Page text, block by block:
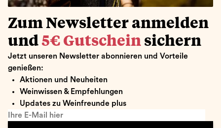
Zum Newsletter anmelden
und 5€ Gutschein sichern
Jetzt unseren Newsletter abonnieren und Vorteile
genießen:
Aktionen und Neuheiten
Weinwissen & Empfehlungen
Updates zu Weinfreunde plus
Ihre E-Mail hier